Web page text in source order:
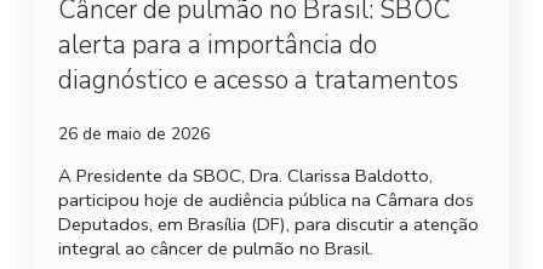
Câncer de pulmão no Brasil: SBOC
alerta para a importância do
diagnóstico e acesso a tratamentos
26 de maio de 2026
A Presidente da SBOC, Dra. Clarissa Baldotto,
participou hoje de audiência pública na Câmara dos
Deputados, em Brasília (DF), para discutir a atenção
integral ao câncer de pulmão no Brasil.